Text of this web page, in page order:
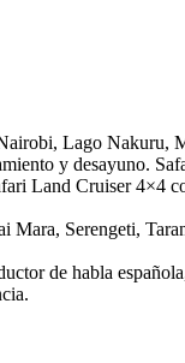
Lago Nakuru,
y desayuno.
Land Cruiser 4×4
Mara, Serengeti,
de habla